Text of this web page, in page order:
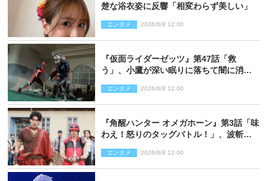
楚な浴衣姿に反響「相変わらず美しい」
エンタメ 2026/8/8 12:00
『仮面ライダーゼッツ』第47話「救
う」、小鷹が深い眠りに落ちて闇に消え
エンタメ 2026/8/8 12:00
『角醒ハンター オメガホーン』第3話「味
わえ！怒りのタッグバトル！」、波斬の
エンタメ 2026/8/8 12:00